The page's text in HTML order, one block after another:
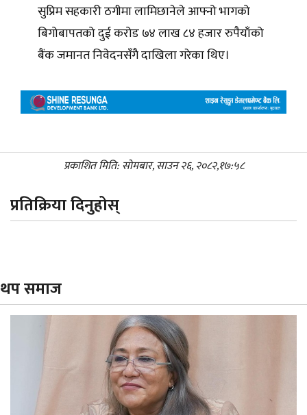
सुप्रिम सहकारी ठगीमा लामिछानेले आफ्नो भागको
बिगोबापतको दुई करोड ७४ लाख ८४ हजार रुपैयाँको
बैंक जमानत निवेदनसँगै दाखिला गरेका थिए।
प्रकाशित मिति: सोमबार, साउन २६, २०८२,१७:५८
प्रतिक्रिया दिनुहोस्
थप समाज